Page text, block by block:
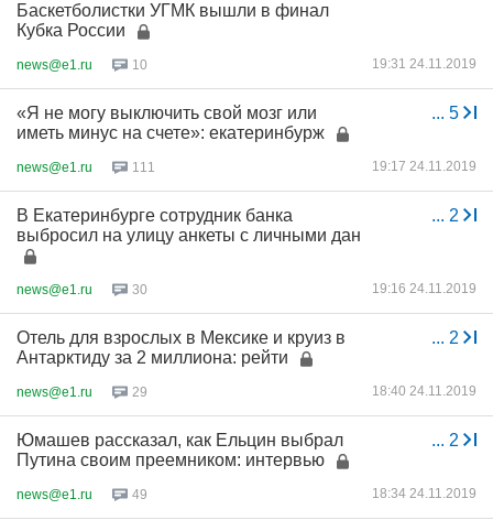
Баскетболистки УГМК вышли в финал
Кубка России
news@e1.ru 10 19:31 24.11.2019
... 5
«Я не могу выключить свой мозг или
иметь минус на счете»: екатеринбурж
news@e1.ru 111 19:17 24.11.2019
... 2
В Екатеринбурге сотрудник банка
выбросил на улицу анкеты с личными дан
news@e1.ru 30 19:16 24.11.2019
... 2
Отель для взрослых в Мексике и круиз в
Антарктиду за 2 миллиона: рейти
news@e1.ru 29 18:40 24.11.2019
... 2
Юмашев рассказал, как Ельцин выбрал
Путина своим преемником: интервью
news@e1.ru 49 18:34 24.11.2019